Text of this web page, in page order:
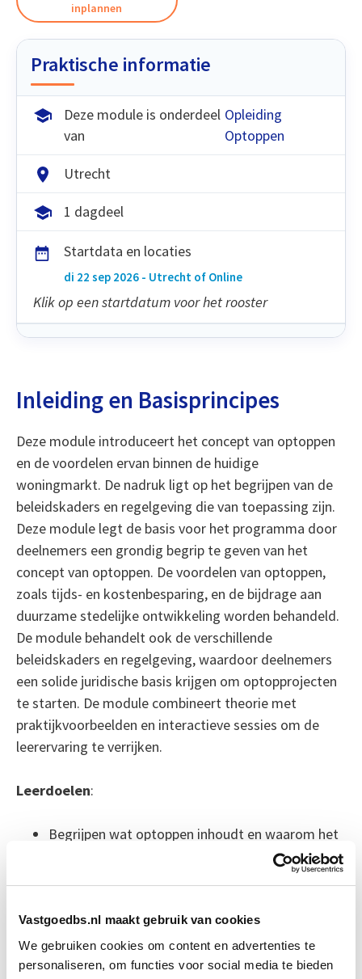
Vastgoedbs.nl maakt gebruik van cookies
We gebruiken cookies om content en advertenties te
personaliseren, om functies voor social media te bieden
Inleiding en Basisprincipes
Deze module introduceert het concept van optoppen
en de voordelen ervan binnen de huidige
woningmarkt. De nadruk ligt op het begrijpen van de
beleidskaders en regelgeving die van toepassing zijn.
Deze module legt de basis voor het programma door
deelnemers een grondig begrip te geven van het
concept van optoppen. De voordelen van optoppen,
zoals tijds- en kostenbesparing, en de bijdrage aan
duurzame stedelijke ontwikkeling worden behandeld.
De module behandelt ook de verschillende
beleidskaders en regelgeving, waardoor deelnemers
een solide juridische basis krijgen om optopprojecten
te starten. De module combineert theorie met
praktijkvoorbeelden en interactieve sessies om de
leerervaring te verrijken.
Leerdoelen:
Begrijpen wat optoppen inhoudt en waarom het
Inzicht krijgen in relevante wet- en regelgeving
optopprojecten beïnvloeden.
Deze module is los verkrijgbaar, maar ook
onderdeel van de volgende opleidingen:
inplannen
Praktische informatie
Deze module is onderdeel
van
Opleiding
Optoppen
Utrecht
1 dagdeel
Startdata en locaties
di 22 sep 2026 - Utrecht of Online
Klik op een startdatum voor het rooster